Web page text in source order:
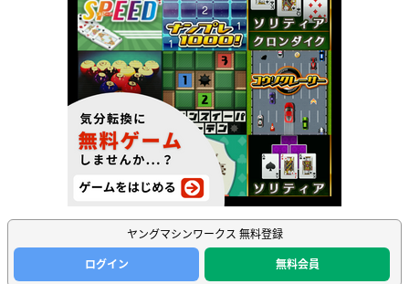
ヤングマシンワークス 無料登録
ログイン
無料会員